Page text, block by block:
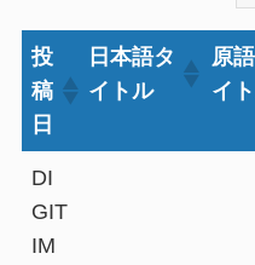
投
稿
日
日本語タ
イトル
原
イ
DI
GIT
IM